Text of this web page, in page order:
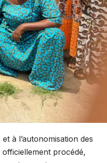
à l’autonomisation des
procédé,